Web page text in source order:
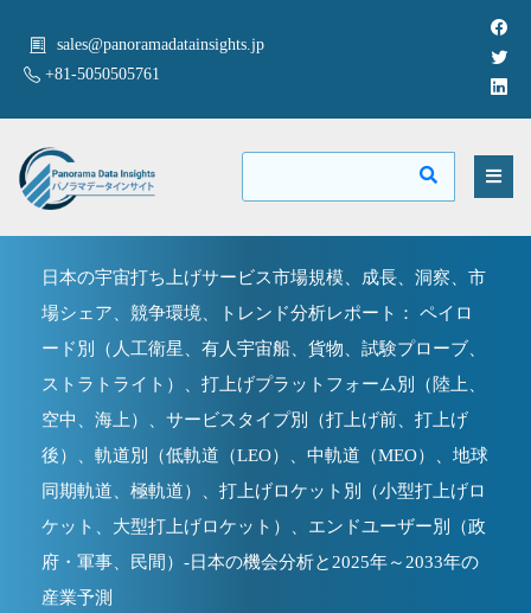
sales@panoramadatainsights.jp
+81-5050505761
日本の宇宙打ち上げサービス市場規模、成長、洞察、市
場シェア、競争環境、トレンド分析レポート： ペイロ
ード別（人工衛星、有人宇宙船、貨物、試験プローブ、
ストラトライト）、打上げプラットフォーム別（陸上、
空中、海上）、サービスタイプ別（打上げ前、打上げ
後）、軌道別（低軌道（LEO）、中軌道（MEO）、地球
同期軌道、極軌道）、打上げロケット別（小型打上げロ
ケット、大型打上げロケット）、エンドユーザー別（政
府・軍事、民間）-日本の機会分析と2025年～2033年の
産業予測